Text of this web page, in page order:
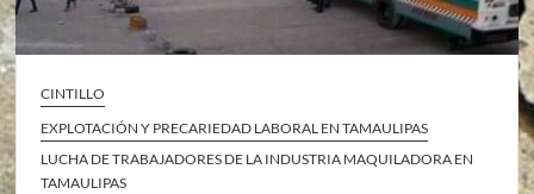
CINTILLO
EXPLOTACIÓN Y PRECARIEDAD LABORAL EN TAMAULIPAS
LUCHA DE TRABAJADORES DE LA INDUSTRIA MAQUILADORA EN
TAMAULIPAS